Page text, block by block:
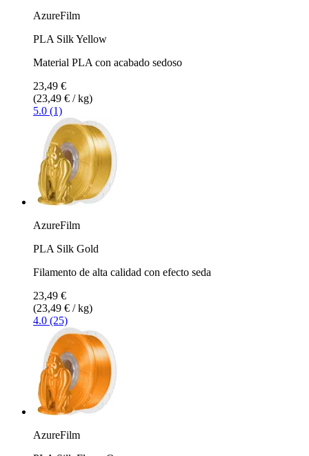
AzureFilm
PLA Silk Yellow
Material PLA con acabado sedoso
23,49 €
(23,49 € / kg)
5.0 (1)
AzureFilm
PLA Silk Gold
Filamento de alta calidad con efecto seda
23,49 €
(23,49 € / kg)
4.0 (25)
AzureFilm